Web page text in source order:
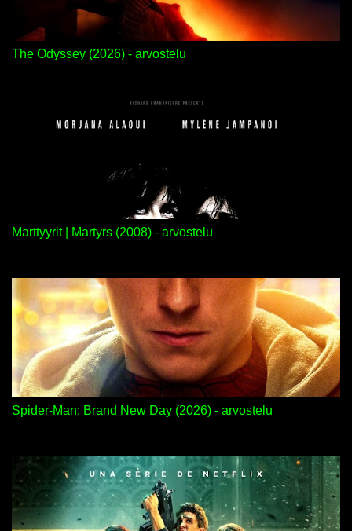
The Odyssey (2026) - arvostelu
Marttyyrit | Martyrs (2008) - arvostelu
Spider-Man: Brand New Day (2026) - arvostelu